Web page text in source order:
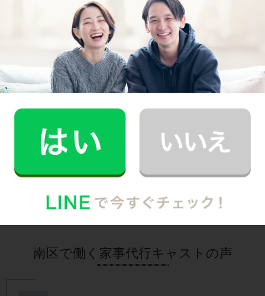
30代 共働き 子育て中
まるで実家の母親が家事を手伝いにきてくれた
記事全文を見る
お掃除
E.O.さん
いたんです！
記事全文を見る
南区で働く家事代行キャストの声